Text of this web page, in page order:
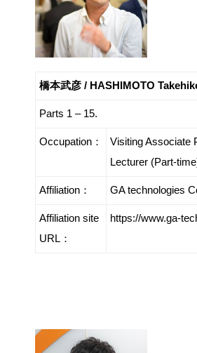
橋本武彦 / HASHIMOTO
Parts 1 – 15.
Occupation：
Visiting Associate
Lecturer (Part-
Affiliation： GA technologies
Affiliation site
URL：
https://www.ga-